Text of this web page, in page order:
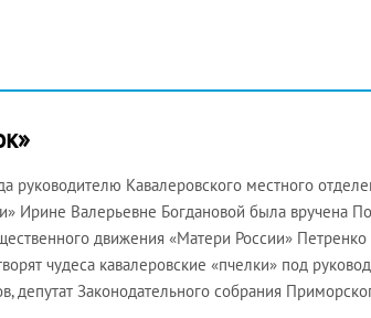
руководителю Кавалеровского местного
Ирине Валерьевне Богдановой была вручена
движения «Матери России»
чудеса кавалеровские «пчелки» под
депутат Законодательного собрания